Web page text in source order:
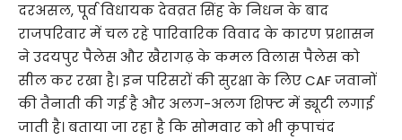
दरअसल,पूर्वविधायकदेवव्रतसिंहकेनिधनकेबाद
राजपरिवारमेंचलरहेपारिवारिकविवादकेकारणप्रशासन
नेउदयपुरपैलेसऔरखैरागढ़केकमलविलासपैलेसको
सीलकररखाहै।इनपरिसरोंकीसुरक्षाकेलिएCAFजवानों
कीतैनातीकीगईहैऔर अलग-अलगशिफ्टमेंड्यूटीलगाई
जातीहै।बतायाजारहाहैकिसोमवारकोभीकृपाचंद